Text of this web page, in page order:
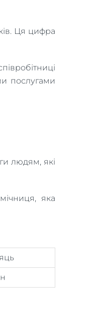
Ця цифра
послугами
людям, які
яка